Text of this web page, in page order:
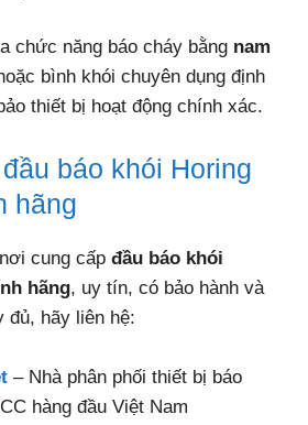
chức năng báo cháy bằng nam
bình khói chuyên dụng định
thiết bị hoạt động chính xác.
báo khói Horing
hãng
cung cấp đầu báo khói
hãng, uy tín, có bảo hành và
đủ, hãy liên hệ:
– Nhà phân phối thiết bị báo
hàng đầu Việt Nam